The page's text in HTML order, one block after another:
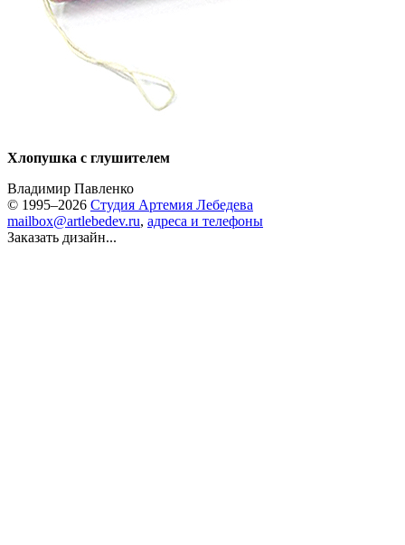
Хлопушка с глушителем
Владимир Павленко
© 1995–2026 Студия Артемия Лебедева
mailbox@artlebedev.ru, адреса и телефоны
Заказать дизайн...